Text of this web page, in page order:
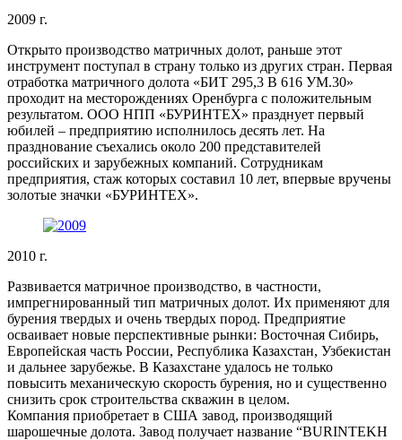
2009 г.
Открыто производство матричных долот, раньше этот
инструмент поступал в страну только из других стран. Первая
отработка матричного долота «БИТ 295,3 В 616 УМ.30»
проходит на месторождениях Оренбурга с положительным
результатом. ООО НПП «БУРИНТЕХ» празднует первый
юбилей – предприятию исполнилось десять лет. На
празднование съехались около 200 представителей
российских и зарубежных компаний. Сотрудникам
предприятия, стаж которых составил 10 лет, впервые вручены
золотые значки «БУРИНТЕХ».
2010 г.
Развивается матричное производство, в частности,
импрегнированный тип матричных долот. Их применяют для
бурения твердых и очень твердых пород. Предприятие
осваивает новые перспективные рынки: Восточная Сибирь,
Европейская часть России, Республика Казахстан, Узбекистан
и дальнее зарубежье. В Казахстане удалось не только
повысить механическую скорость бурения, но и существенно
снизить срок строительства скважин в целом.
Компания приобретает в США завод, производящий
шарошечные долота. Завод получает название “BURINTEKH